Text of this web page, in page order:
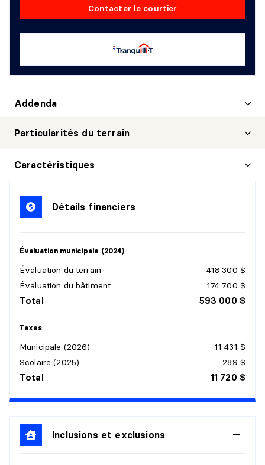
Contacter le courtier
Addenda
Particularités du terrain
Caractéristiques
Détails financiers
Évaluation municipale (2024)
Évaluation du terrain
418 300 $
Évaluation du bâtiment
174 700 $
Total 593 000 $
Taxes
Municipale (2026)
11 431 $
Scolaire (2025)
289 $
Total 11 720 $
Inclusions et exclusions